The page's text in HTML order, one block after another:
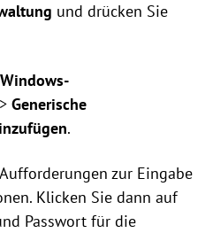
und drücken Sie
Windows-
> Generische
.
zur Eingabe
Klicken Sie dann auf
Passwort für die